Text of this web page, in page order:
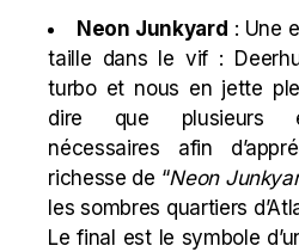
Neon Junkyard : Une
taille dans le vif :
turbo et nous en jette
dire que plusieurs
nécessaires afin
richesse de “Neon
les sombres quartiers
Le final est le symbole